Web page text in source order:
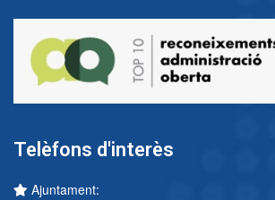
Telèfons d'interès
Ajuntament: